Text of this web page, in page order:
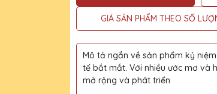
GIÁ SẢN PHẨM THEO SỐ
Mô tả ngắn về sản phẩm kỷ
tế bắt mắt. Với nhiều ước mơ và
mở rộng và phát triển